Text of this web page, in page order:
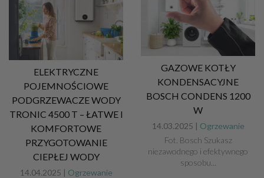
ELEKTRYCZNE
POJEMNOŚCIOWE
PODGRZEWACZE WODY
TRONIC 4500 T – ŁATWE I
KOMFORTOWE
PRZYGOTOWANIE
CIEPŁEJ WODY
14.04.2025 | Ogrzewanie
GAZOWE KOTŁY
KONDENSACYJNE
BOSCH CONDENS 1200
W
14.03.2025 | Ogrzewanie
Fot. Bosch Szukasz
niezawodnego i efektywnego
sposobu...